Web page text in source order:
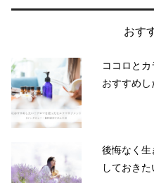
おす
ココロと
おすすめ
後悔なく
しておき